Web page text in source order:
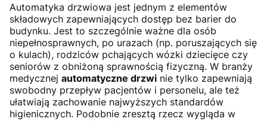
Automatyka drzwiowa jest jednym z elementów
składowych zapewniających dostęp bez barier do
budynku. Jest to szczególnie ważne dla osób
niepełnosprawnych, po urazach (np. poruszających się
o kulach), rodziców pchających wózki dziecięce czy
seniorów z obniżoną sprawnością fizyczną. W branży
medycznej automatyczne drzwi nie tylko zapewniają
swobodny przepływ pacjentów i personelu, ale też
ułatwiają zachowanie najwyższych standardów
higienicznych. Podobnie zresztą rzecz wygląda w